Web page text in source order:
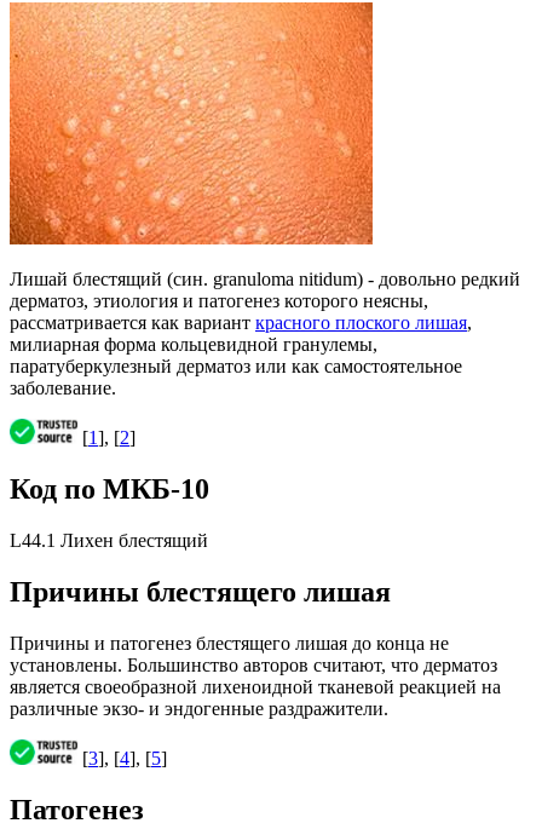
Лишай блестящий (син. granuloma nitidum) - довольно редкий
дерматоз, этиология и патогенез которого неясны,
рассматривается как вариант красного плоского лишая,
милиарная форма кольцевидной гранулемы,
паратуберкулезный дерматоз или как самостоятельное
заболевание.
[1], [2]
Код по МКБ-10
L44.1 Лихен блестящий
Причины блестящего лишая
Причины и патогенез блестящего лишая до конца не
установлены. Большинство авторов считают, что дерматоз
является своеобразной лихеноидной тканевой реакцией на
различные экзо- и эндогенные раздражители.
[3], [4], [5]
Патогенез